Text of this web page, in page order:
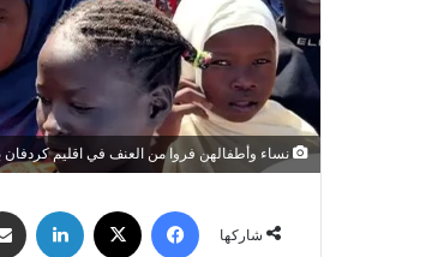
نساء وأطفالهن فروا من العنف في اقليم كردفان
شاركها